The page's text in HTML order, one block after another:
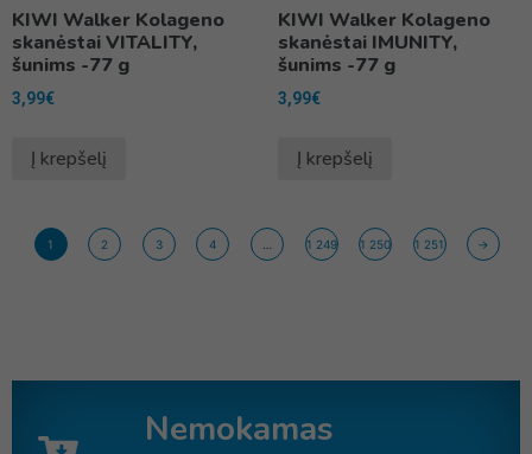
KIWI Walker Kolageno
skanėstai VITALITY,
šunims -77 g
3,99€
Į krepšelį
KIWI Walker Kolageno
skanėstai IMUNITY,
šunims -77 g
3,99€
Į krepšelį
1 2 3 4 1 249 1 250 1 251 →
Nemokamas